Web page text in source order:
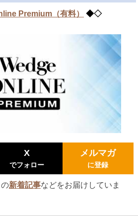
Premium​（有料） ◆◇
X
でフォロー
メルマガ
に登録
新着記事などをお届けしていま